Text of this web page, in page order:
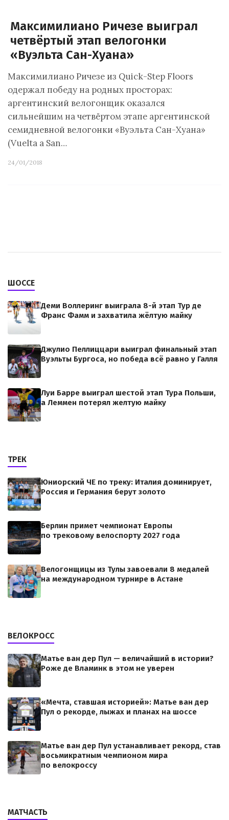
Максимилиано Ричезе выиграл
четвёртый этап велогонки
«Вуэльта Сан-Хуана»
Максимилиано Ричезе из Quick-Step Floors
одержал победу на родных просторах:
аргентинский велогонщик оказался
сильнейшим на четвёртом этапе аргентинской
семидневной велогонки «Вуэльта Сан-Хуана»
(Vuelta a San…
24/01/2018
ШОССЕ
Деми Воллеринг выиграла 8-й этап Тур де
Франс Фамм и захватила жёлтую майку
Джулио Пеллиццари выиграл финальный этап
Вуэльты Бургоса, но победа всё равно у Галля
Луи Барре выиграл шестой этап Тура Польши,
а Леммен потерял желтую майку
ТРЕК
Юниорский ЧЕ по треку: Италия доминирует,
Россия и Германия берут золото
Берлин примет чемпионат Европы
по трековому велоспорту 2027 года
Велогонщицы из Тулы завоевали 8 медалей
на международном турнире в Астане
ВЕЛОКРОСС
Матье ван дер Пул — величайший в истории?
Роже де Вламинк в этом не уверен
«Мечта, ставшая историей»: Матье ван дер
Пул о рекорде, лыжах и планах на шоссе
Матье ван дер Пул устанавливает рекорд, став
восьмикратным чемпионом мира
по велокроссу
МАТЧАСТЬ